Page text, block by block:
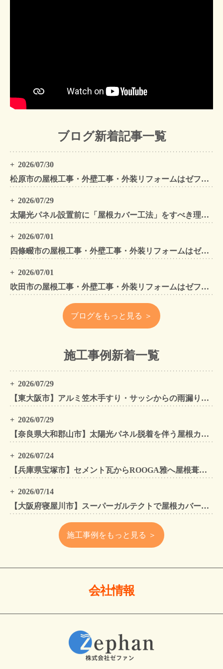
ブログ新着記事一覧
2026/07/30
松原市の屋根工事・外壁工事・外装リフォームはゼファン！松原市内の工事事例もご紹介
2026/07/29
太陽光パネル設置前に「屋根カバー工法」をすべき理由！葺き替えとの違いや費用・雨漏り対策をプロが解説
2026/07/01
四條畷市の屋根工事・外壁工事・外装リフォームはゼファン！四條畷内の工事事例もご紹介
2026/07/01
吹田市の屋根工事・外壁工事・外装リフォームはゼファン！吹田市内の工事事例もご紹介
ブログをもっと見る ＞
施工事例新着一覧
2026/07/29
【東大阪市】アルミ笠木手すり・サッシからの雨漏りを解消｜外壁金属サイディングカバー工法
2026/07/29
【奈良県大和郡山市】太陽光パネル脱着を伴う屋根カバー工法・外壁カバー工法・外壁塗装工事｜スーパーガルテクト施工事例
2026/07/24
【兵庫県宝塚市】セメント瓦からROOGA雅へ屋根葺き替え モダングレーで軽量化・外壁塗装も同時施工
2026/07/14
【大阪府寝屋川市】スーパーガルテクトで屋根カバー工法・外壁塗装・雨樋工事｜住まいをトータルリフォームした施工事例
施工事例をもっと見る ＞
会社情報